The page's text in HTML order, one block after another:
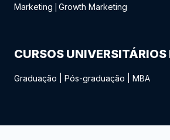
Marketing
Growth Marketing
CURSOS UNIVERSITÁRIOS
Graduação Pós-graduação MBA